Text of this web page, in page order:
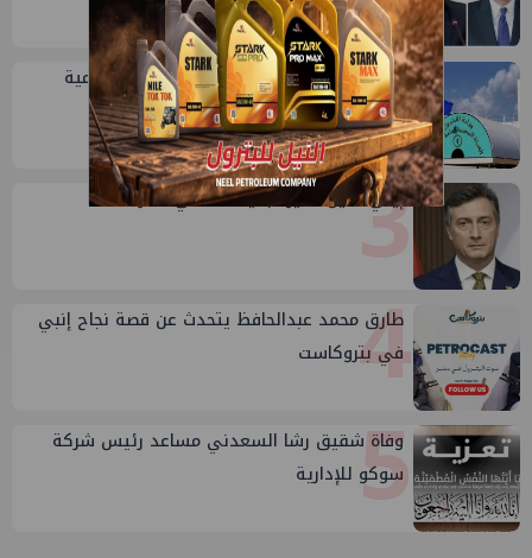
2
خلال أيام: انطلاق ماراثون الجمعيات العمومية
لشركات قطاع البترول
3
إيني تعين مديراً جديد لها في مصر
4
طارق محمد عبدالحافظ يتحدث عن قصة نجاح إنبي
في بتروكاست
5
وفاة شقيق رشا السعدني مساعد رئيس شركة
سوكو للإدارية